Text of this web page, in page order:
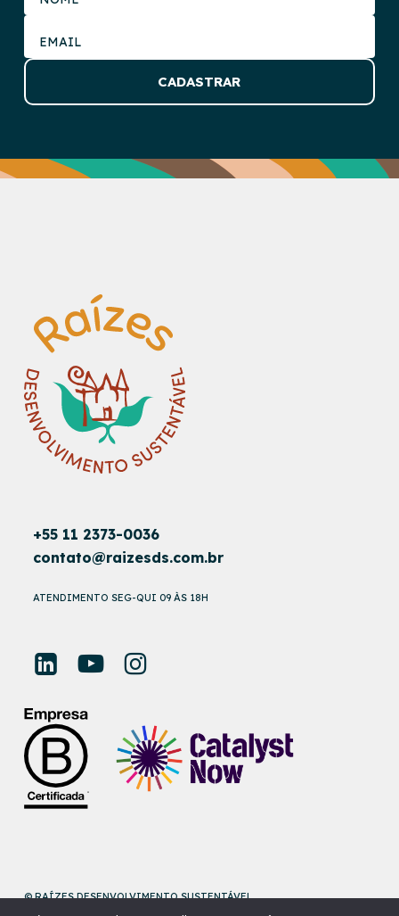
+55 11 2373-0036
contato@raizesds.com.br
ATENDIMENTO SEG-QUI 09 ÀS 18H
© RAÍZES DESENVOLVIMENTO SUSTENTÁVEL